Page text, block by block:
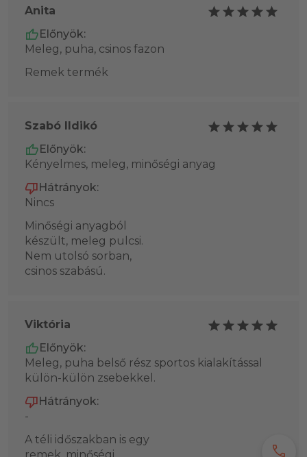
Anita
Előnyök:
Meleg, puha, csinos fazon
Remek termék
Szabó Ildikó
Előnyök:
Kényelmes, meleg, minőségi anyag
Hátrányok:
Nincs
Minőségi anyagból
készült, meleg pulcsi.
Nem utolsó sorban,
csinos szabású.
Viktória
Előnyök:
Meleg, puha belső rész sportos kialakítással
külön-külön zsebekkel.
Hátrányok:
-
A téli időszakban is egy
call